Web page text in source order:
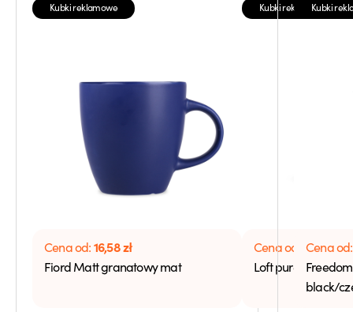
Kubki reklamowe
Cena od:16,58zł
Fiord Matt granatowy mat
Kubki reklamowe
Cena od: 14,90zł
Loft pure biały
Kubki
Cena od:
black/